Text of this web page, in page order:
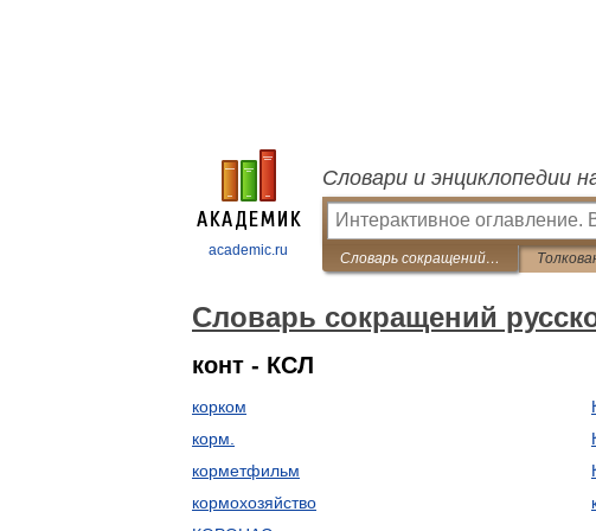
academic.ru
Словари и энциклопедии
Словарь сокращений русского языка
Словарь сокращений
конт - КСЛ
корком
корм.
корметфильм
кормохозяйство